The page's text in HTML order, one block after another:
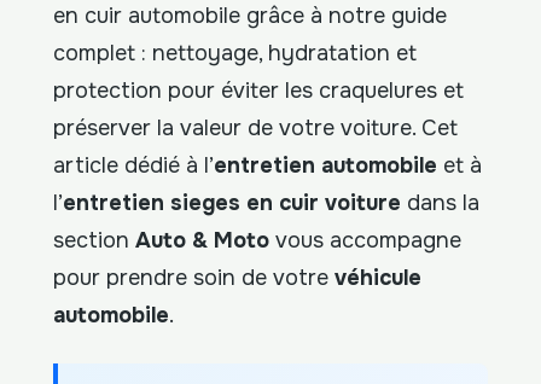
en cuir automobile grâce à notre guide
complet : nettoyage, hydratation et
protection pour éviter les craquelures et
préserver la valeur de votre voiture. Cet
article dédié à l’entretien automobile et à
l’entretien sieges en cuir voiture dans la
section Auto & Moto vous accompagne
pour prendre soin de votre véhicule
automobile.